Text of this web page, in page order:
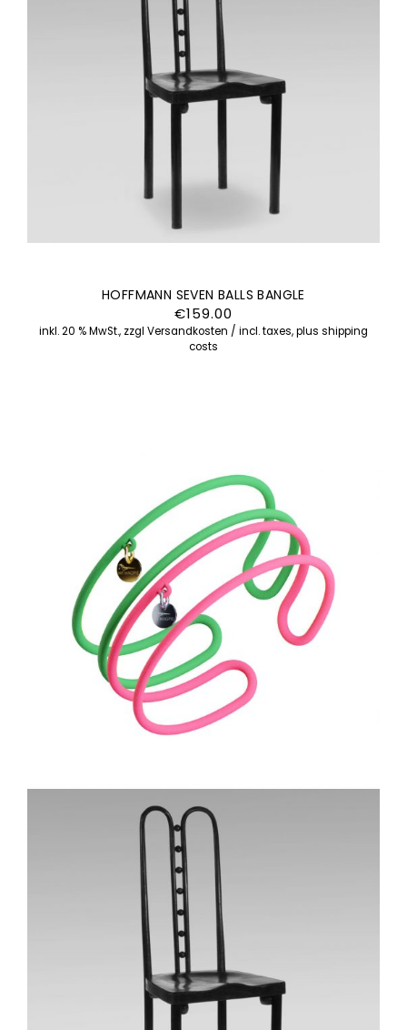
HOFFMANN SEVEN BALLS BANGLE
€159.00
inkl. 20 % MwSt., zzgl Versandkosten / incl. taxes, plus shipping
costs